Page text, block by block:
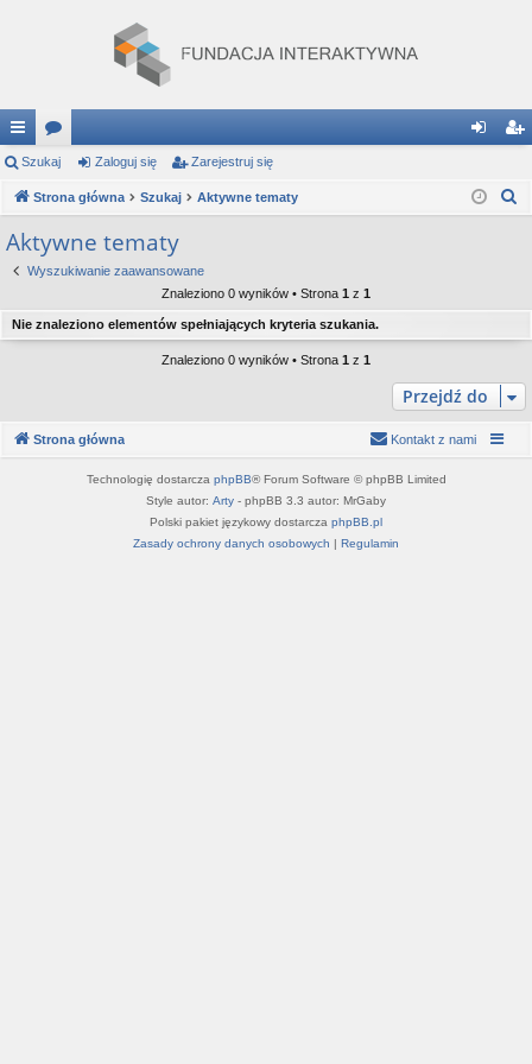
ię
ce
j
…
or
a og ej
si
Szukaj Zaloguj się Zarejestruj się
Strona główna Szukaj Aktywne tematy
Aktywne tematy
Wyszukiwanie zaawansowane
Znaleziono 0 wyników • Strona 1 z 1
Nie znaleziono elementów spełniających kryteria szukania.
Znaleziono 0 wyników • Strona 1 z 1
Przejdź do
Strona główna Kontakt z nami
Technologię dostarcza phpBB® Forum Software © phpBB Limited
Style autor: Arty - phpBB 3.3 autor: MrGaby
Polski pakiet językowy dostarcza phpBB.pl
Zasady ochrony danych osobowych | Regulamin